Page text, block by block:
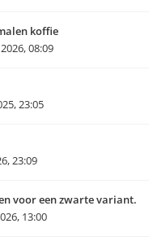
koffie
08:09
23:05
23:09
voor een zwarte variant.
13:00